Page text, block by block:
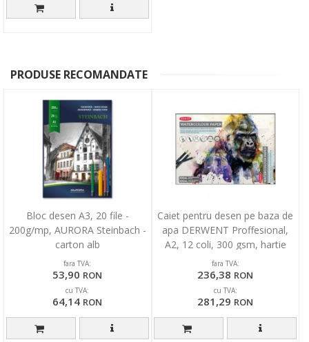
PRODUSE RECOMANDATE
Bloc desen A3, 20 file -
200g/mp, AURORA Steinbach -
carton alb
fara TVA:
53,90 RON
cu TVA:
64,14 RON
Caiet pentru desen pe baza de
apa DERWENT Proffesional,
A2, 12 coli, 300 gsm, hartie
alba
fara TVA:
236,38 RON
cu TVA:
281,29 RON